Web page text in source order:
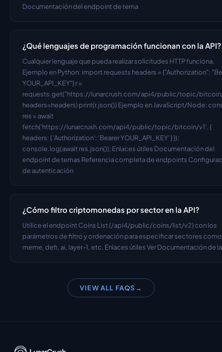
Documentación del endpoint de tema
¿Qué lenguajes de programación funcionan con la API?
Cualquier lenguaje que pueda realizar solicitudes HTTP funciona.
Ejemplo en Python: import requests headers = {"Authorization":
YOUR_API_KEY"} r =
requests.get("https://lunarcrush.com/api4/public/topic/
headers=headers) print(r.json()) Ejemplo en JavaScript/Node:
res = await
fetch('https://lunarcrush.com/api4/public/topic/bitcoin/v1', {
headers: { 'Authorization': 'Bearer YOUR_API_KEY' } });
console.log(await res.json()); Enlaces útiles Documentación del
endpoint de temas Referencia completa de endpoints
de autenticación
¿Cómo filtro criptomonedas por sector en la API?
Utilice el endpoint Coins List (/api4/public/coins/list/v2) con los
parámetros de filtro y ordenación para especificar sectores como
meme, defi, ai, layer-1, etc. Enlaces útiles Ver Documentación de la
VIEW ALL FAQS →